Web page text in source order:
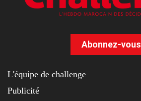
Abonnez-vous
L'équipe de challenge
Publicité